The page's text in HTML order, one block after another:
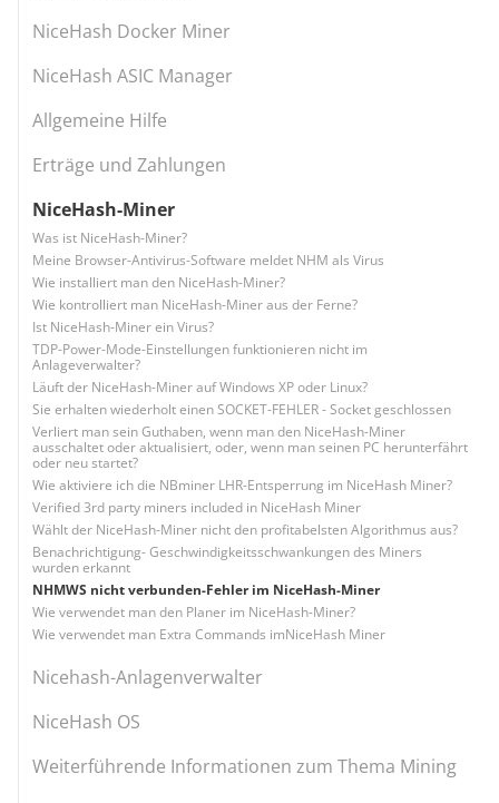
NiceHash Docker Miner
NiceHash ASIC Manager
Allgemeine Hilfe
Erträge und Zahlungen
NiceHash-Miner
Was ist NiceHash-Miner?
Meine Browser-Antivirus-Software meldet NHM als Virus
Wie installiert man den NiceHash-Miner?
Wie kontrolliert man NiceHash-Miner aus der Ferne?
Ist NiceHash-Miner ein Virus?
TDP-Power-Mode-Einstellungen funktionieren nicht im
Anlageverwalter?
Läuft der NiceHash-Miner auf Windows XP oder Linux?
Sie erhalten wiederholt einen SOCKET-FEHLER - Socket geschlossen
Verliert man sein Guthaben, wenn man den NiceHash-Miner
ausschaltet oder aktualisiert, oder, wenn man seinen PC herunterfährt
oder neu startet?
Wie aktiviere ich die NBminer LHR-Entsperrung im NiceHash Miner?
Verified 3rd party miners included in NiceHash Miner
Wählt der NiceHash-Miner nicht den profitabelsten Algorithmus aus?
Benachrichtigung- Geschwindigkeitsschwankungen des Miners
wurden erkannt
NHMWS nicht verbunden-Fehler im NiceHash-Miner
Wie verwendet man den Planer im NiceHash-Miner?
Wie verwendet man Extra Commands imNiceHash Miner
Nicehash-Anlagenverwalter
NiceHash OS
Weiterführende Informationen zum Thema Mining